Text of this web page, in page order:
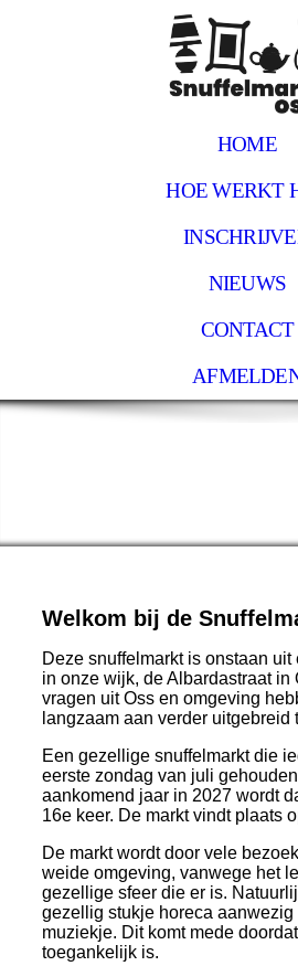
HOME
HOE WERKT
NIEUWS
CONTACT
Welkom bij de
Deze snuffelmarkt is onstaan
in onze wijk, de Albardastraat in
vragen uit Oss en omgeving
langzaam aan verder uitgebreid
Een gezellige snuffelmarkt die
eerste zondag van juli
aankomend jaar in 2027 wordt
16e keer. De markt vindt plaats
De markt wordt door vele
weide omgeving, vanwege het
gezellige sfeer die er is.
gezellig stukje horeca aanwezig
muziekje. Dit komt mede
toegankelijk is.